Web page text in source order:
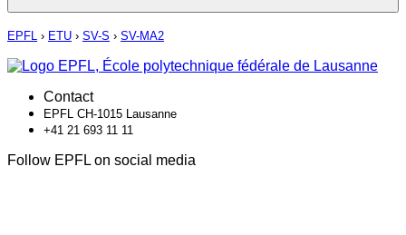
EPFL › ETU › SV-S › SV-MA2
Contact
EPFL CH-1015 Lausanne
+41 21 693 11 11
Follow EPFL on social media